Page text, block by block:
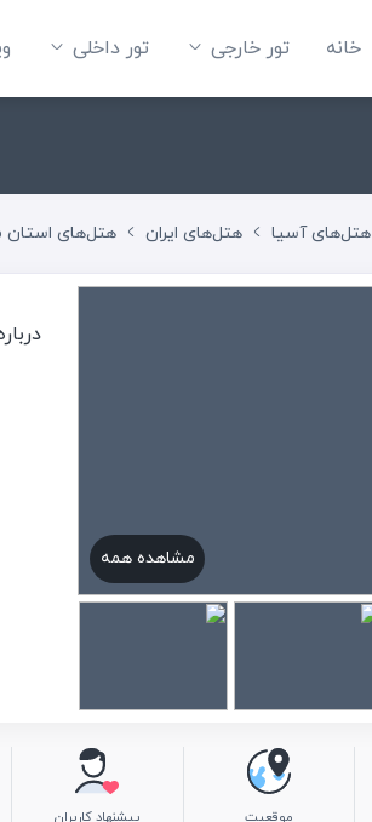
خانه تور خارجی تور داخلی
هتل‌های آسیا هتل‌های ایران هتل‌های استان
مشاهده همه
موقعیت پیشنهاد کاربران